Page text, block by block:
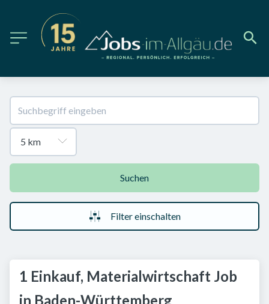
Suchen
Filter einschalten
1 Einkauf, Materialwirtschaft Job
in Baden-Württemberg